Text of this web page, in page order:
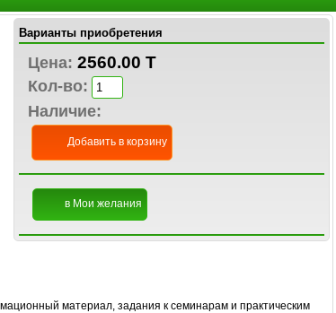
Варианты приобретения
Цена: 2560.00 T
Кол-во:
Наличие:
Добавить в корзину
в Мои желания
материал, задания к семинарам и практическим